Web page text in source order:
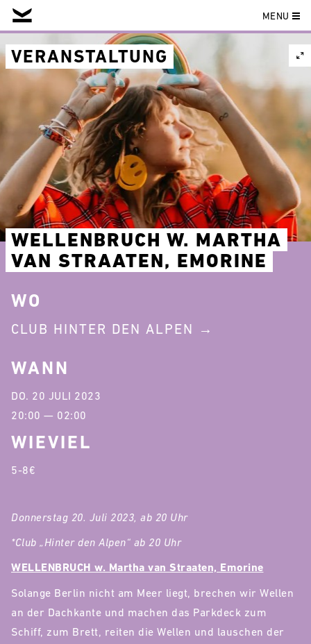
Skip
to
content
MENU
VERANSTALTUNG
WELLENBRUCH W. MARTHA
VAN STRAATEN, EMORINE
Donnerstag 20. Juli 2023, ab 20 Uhr
*Club „Hinter den Alpen“ ab 20 Uhr
WELLENBRUCH w. Martha van Straaten, Emorine
Solange Berlin nicht am Meer liegt, brechen wir Wellen
an der Dachkante und machen das Parkdeck zum
Schiff, zum Brett, reiten die Wellen und lauschen der
WO
CLUB HINTER DEN ALPEN
WANN
DO. 20 JULI 2023
20:00 — 02:00
WIEVIEL
5-8€